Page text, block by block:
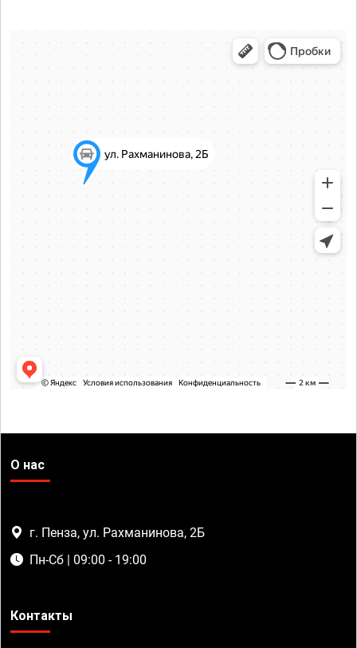
О нас
г. Пенза, ул. Рахманинова, 2Б
Пн-Сб | 09:00 - 19:00
Контакты